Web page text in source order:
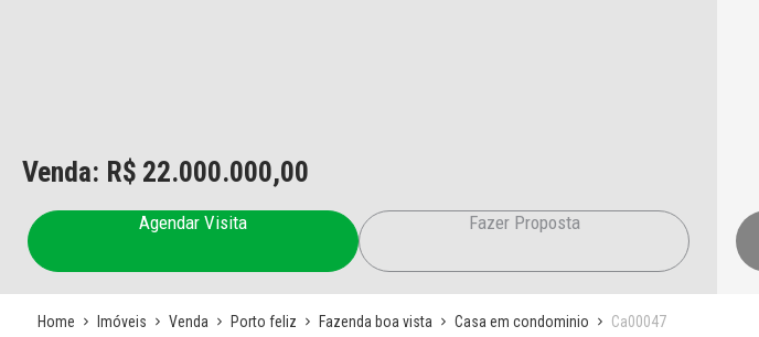
Venda: R$ 22.000.000,00
Agendar Visita Fazer Proposta
Home Imóveis Venda Porto feliz Fazenda boa vista Casa em condominio Ca00047